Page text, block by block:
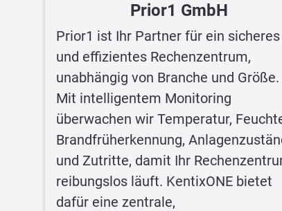
Prior1 GmbH
Prior1 ist Ihr Partner für ein sicheres
und effizientes Rechenzentrum,
unabhängig von Branche und Größe.
Mit intelligentem Monitoring
überwachen wir Temperatur,
Brandfrüherkennung,
und Zutritte, damit Ihr
reibungslos läuft. KentixONE bietet
dafür eine zentrale,